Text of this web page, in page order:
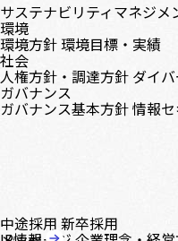
サステナビリティマネジメ
環境
環境方針環境目標・実績
社会
人権方針・調達方針 ダイ
ガバナンス
ガバナンス基本方針情報
中途採用 新卒採用